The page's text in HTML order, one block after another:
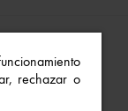
rechazar o